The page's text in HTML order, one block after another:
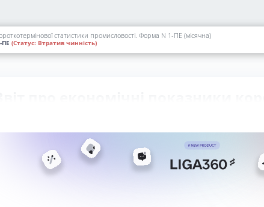
статистики промисловості. Форма N 1-ПЕ (місячна)
(Статус: Втратив чинність)